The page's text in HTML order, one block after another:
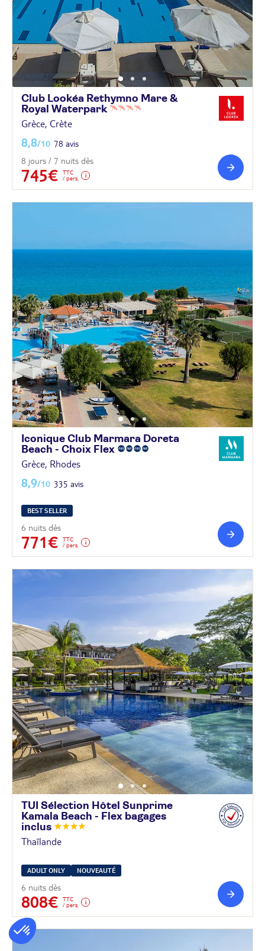
Club Lookéa Rethymno Mare &
Royal Waterpark
Grèce, Crète
8,8/10 78 avis
8 jours / 7 nuits dès
745€
TTC
/ pers.
Iconique Club Marmara Doreta
Beach - Choix Flex
Grèce, Rhodes
8,9/10 335 avis
BEST SELLER
6 nuits dès
771€
TTC
/ pers.
TUI Sélection Hôtel Sunprime
Kamala Beach - Flex bagages
inclus
Thaïlande
ADULT ONLY NOUVEAUTÉ
6 nuits dès
808€
TTC
/ pers.